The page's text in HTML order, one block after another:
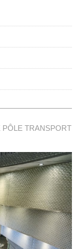
TRANSPORT